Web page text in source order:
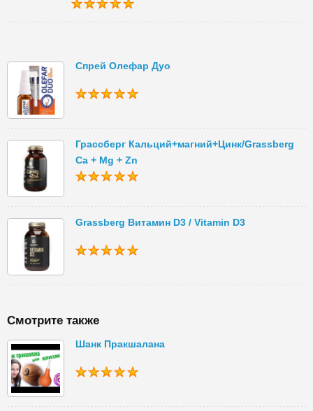
Спрей Олефар Дуо
Грассберг Кальций+магний+Цинк/Grassberg
Ca + Mg + Zn
Grassberg Витамин D3 / Vitamin D3
Смотрите также
Шанк Пракшалана